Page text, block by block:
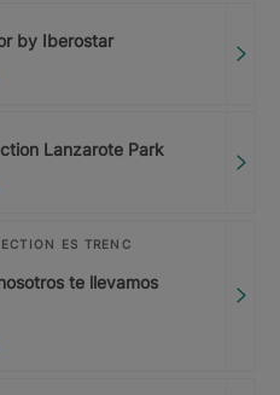
by Iberostar
Lanzarote Park
ES TRENC
te llevamos